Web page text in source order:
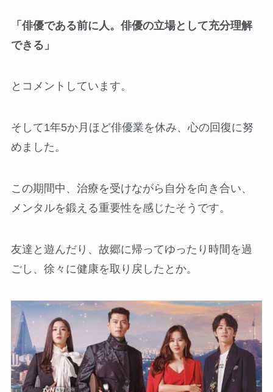
「俳優である前に人。俳優の立場として充分理解
できる」
とコメントしています。
そして1年5か月ほど俳優業を休み、心の回復に努
めました。
この期間中、治療を受けながら自分を向き合い、
メンタルを鍛える重要性を感じたそうです。
友達と遊んだり、故郷に帰ってゆったり時間を過
ごし、徐々に健康を取り戻したとか。